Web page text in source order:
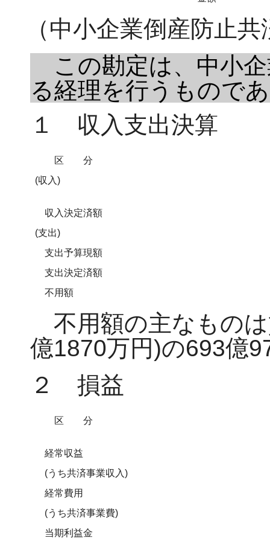
（中小企業倒産防止
この勘定は、中小
る経理を行うもので
１ 収入支出決算
区分
(収入)
収入決定済額
(支出)
支出予算現額
支出決定済額
不用額
不用額の主なもの
億1870万円)の693億
２ 損益
区分
経常収益
(うち共済事業収入)
経常費用
(うち共済事業費)
当期利益金